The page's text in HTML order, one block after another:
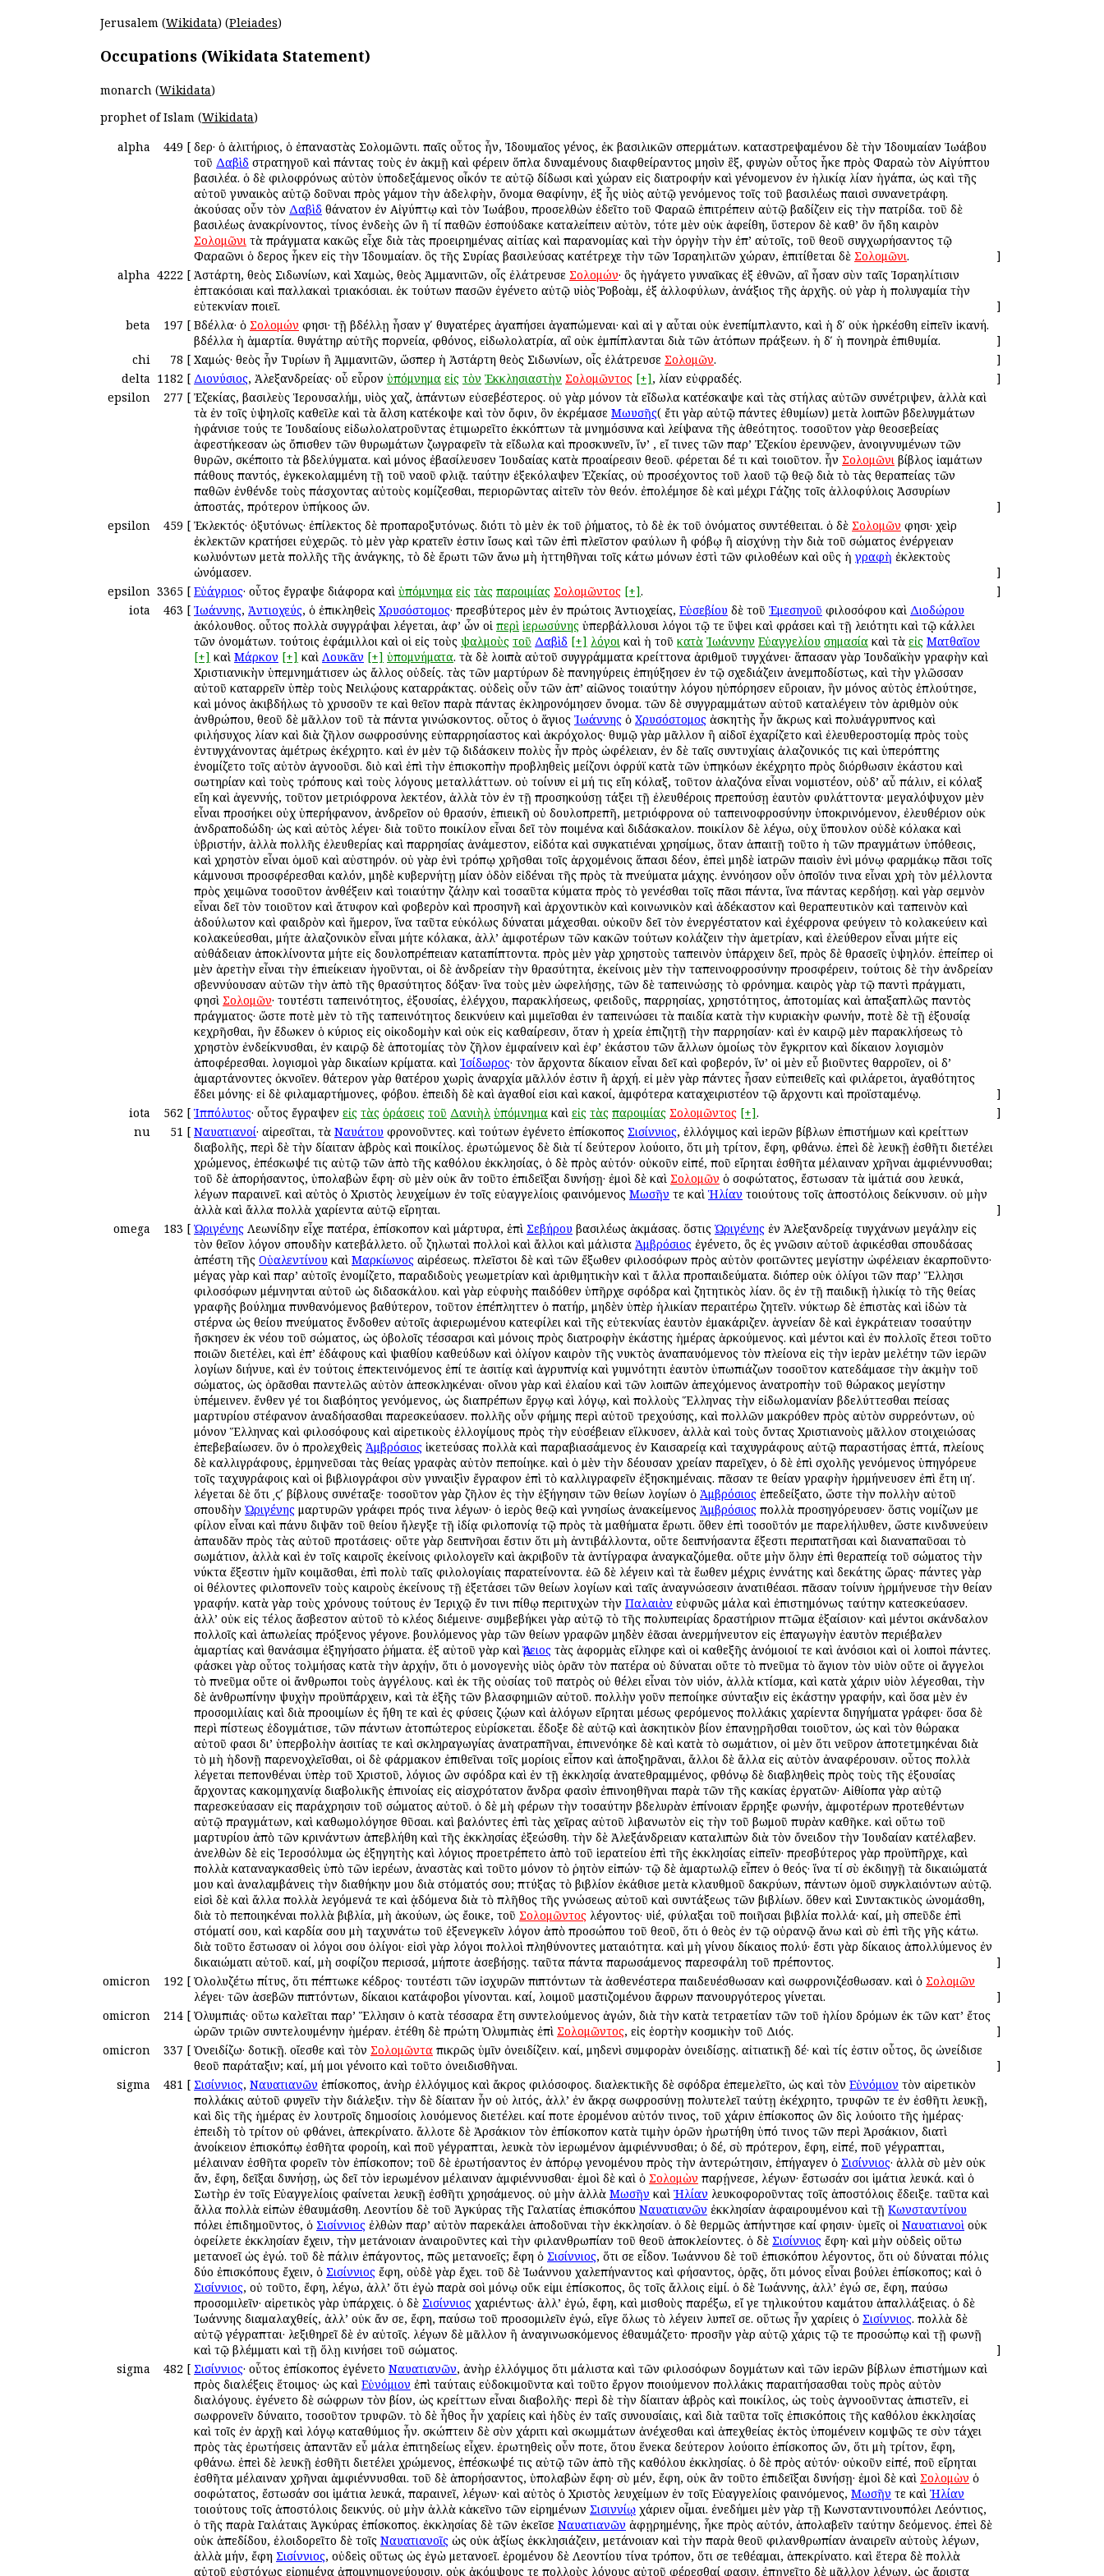
Jerusalem (Wikidata) (Pleiades)
Occupations (Wikidata Statement)
monarch (Wikidata)
prophet of Islam (Wikidata)
alpha
449 [ Ἄδερ· ὁ ἀλιτήριος, ὁ ἐπαναστὰς Σολομῶντι. παῖς οὗτος ἦν, Ἰδουμαῖος γένος, ἐκ βασιλικῶν σπερμάτων. καταστρεψαμένου δὲ τὴν Ἰδουμαίαν Ἰωάβου
τοῦ Δαβὶδ στρατηγοῦ καὶ πάντας τοὺς ἐν ἀκμῇ καὶ φέρειν ὅπλα δυναμένους διαφθείραντος μησὶν ἓξ, φυγὼν οὗτος ἧκε πρὸς Φαραὼ τὸν Αἰγύπτου
βασιλέα. ὁ δὲ φιλοφρόνως αὐτὸν ὑποδεξάμενος οἶκόν τε αὐτῷ δίδωσι καὶ χώραν εἰς διατροφήν καὶ γένομενον ἐν ἡλικίᾳ λίαν ἠγάπα, ὡς καὶ τῆς
αὐτοῦ γυναικὸς αὐτῷ δοῦναι πρὸς γάμον τὴν ἀδελφὴν, ὄνομα Θαφίνην, ἐξ ἧς υἱὸς αὐτῷ γενόμενος τοῖς τοῦ βασιλέως παισὶ συνανετράφη.
ἀκούσας οὖν τὸν Δαβὶδ θάνατον ἐν Αἰγύπτῳ καὶ τὸν Ἰωάβου, προσελθὼν ἐδεῖτο τοῦ Φαραῶ ἐπιτρέπειν αὐτῷ βαδίζειν εἰς τὴν πατρίδα. τοῦ δὲ
βασιλέως ἀνακρίνοντος, τίνος ἐνδεὴς ὢν ἢ τί παθῶν ἐσπούδακε καταλείπειν αὐτὸν, τότε μὲν οὐκ ἀφείθη, ὕστερον δὲ καθ’ ὃν ἤδη καιρὸν
Σολομῶνι τὰ πράγματα κακῶς εἶχε διὰ τὰς προειρημένας αἰτίας καὶ παρανομίας καὶ τὴν ὀργὴν τὴν ἐπ’ αὐτοῖς, τοῦ θεοῦ συγχωρήσαντος τῷ
Φαραῶνι ὁ Ἄδερος ἧκεν εἰς τὴν Ἰδουμαίαν. ὃς τῆς Συρίας βασιλεύσας κατέτρεχε τὴν τῶν Ἰσραηλιτῶν χώραν, ἐπιτίθεται δὲ Σολομῶνι.
]
alpha 4222 [ Ἀστάρτη, θεὸς Σιδωνίων, καὶ Χαμὼς, θεὸς Ἀμμανιτῶν, οἷς ἐλάτρευσε Σολομών· ὃς ἠγάγετο γυναῖκας ἐξ ἐθνῶν, αἳ ἦσαν σὺν ταῖς Ἰσραηλίτισιν
ἑπτακόσιαι καὶ παλλακαὶ τριακόσιαι. ἐκ τούτων πασῶν ἐγένετο αὐτῷ υἱὸς Ῥοβοὰμ, ἐξ ἀλλοφύλων, ἀνάξιος τῆς ἀρχῆς. οὐ γὰρ ἡ πολυγαμία τὴν
εὐτεκνίαν ποιεῖ.
]
beta
197 [ Βδέλλα· ὁ Σολομών φησι· τῇ βδέλλῃ ἦσαν γʹ θυγατέρες ἀγαπήσει ἀγαπώμεναι· καὶ αἱ γ αὗται οὐκ ἐνεπίμπλαντο, καὶ ἡ δʹ οὐκ ἠρκέσθη εἰπεῖν ἱκανή.
βδέλλα ἡ ἁμαρτία. θυγάτηρ αὐτῆς πορνεία, φθόνος, εἰδωλολατρία, αἳ οὐκ ἐμπίπλανται διὰ τῶν ἀτόπων πράξεων. ἡ δʹ ἡ πονηρὰ ἐπιθυμία.
]
chi
78 [ Χαμώς· θεὸς ἦν Τυρίων ἢ Ἀμμανιτῶν, ὥσπερ ἡ Ἀστάρτη θεὸς Σιδωνίων, οἷς ἐλάτρευσε Σολομῶν.
]
delta 1182 [ Διονύσιος, Ἀλεξανδρείας· οὗ εὗρον ὑπόμνημα εἰς τὸν Ἐκκλησιαστὴν Σολομῶντος [+], λίαν εὐφραδές.
]
epsilon
277 [ Ἐζεκίας, βασιλεὺς Ἱερουσαλήμ, υἱὸς Ἄχαζ, ἁπάντων εὐσεβέστερος. οὐ γὰρ μόνον τὰ εἴδωλα κατέσκαψε καὶ τὰς στήλας αὐτῶν συνέτριψεν, ἀλλὰ καὶ
τὰ ἐν τοῖς ὑψηλοῖς καθεῖλε καὶ τὰ ἄλση κατέκοψε καὶ τὸν ὄφιν, ὃν ἐκρέμασε Μωυσῆς( ἔτι γὰρ αὐτῷ πάντες ἐθυμίων) μετὰ λοιπῶν βδελυγμάτων
ἠφάνισε τούς τε Ἰουδαίους εἰδωλολατροῦντας ἐτιμωρεῖτο ἐκκόπτων τὰ μνημόσυνα καὶ λείψανα τῆς ἀθεότητος. τοσοῦτον γὰρ θεοσεβείας
ἀφεστήκεσαν ὡς ὄπισθεν τῶν θυρωμάτων ζωγραφεῖν τὰ εἴδωλα καὶ προσκυνεῖν, ἵν’ , εἴ τινες τῶν παρ’ Ἐζεκίου ἐρευνῷεν, ἀνοιγνυμένων τῶν
θυρῶν, σκέποιτο τὰ βδελύγματα. καὶ μόνος ἐβασίλευσεν Ἰουδαίας κατὰ προαίρεσιν θεοῦ. φέρεται δέ τι καὶ τοιοῦτον. ἦν Σολομῶνι βίβλος ἰαμάτων
πάθους παντός, ἐγκεκολαμμένη τῇ τοῦ ναοῦ φλιᾷ. ταύτην ἐξεκόλαψεν Ἐζεκίας, οὐ προσέχοντος τοῦ λαοῦ τῷ θεῷ διὰ τὸ τὰς θεραπείας τῶν
παθῶν ἐνθένδε τοὺς πάσχοντας αὐτοὺς κομίζεσθαι, περιορῶντας αἰτεῖν τὸν θεόν. ἐπολέμησε δὲ καὶ μέχρι Γάζης τοῖς ἀλλοφύλοις Ἀσσυρίων
ἀποστάς, πρότερον ὑπήκοος ὤν.
]
epsilon
459 [ Ἐκλεκτός· ὀξυτόνως· ἐπίλεκτος δὲ προπαροξυτόνως. διότι τὸ μὲν ἐκ τοῦ ῥήματος, τὸ δὲ ἐκ τοῦ ὀνόματος συντέθειται. ὁ δὲ Σολομῶν φησι· χεὶρ
ἐκλεκτῶν κρατήσει εὐχερῶς. τὸ μὲν γὰρ κρατεῖν ἐστιν ἴσως καὶ τῶν ἐπὶ πλεῖστον φαύλων ἢ φόβῳ ἢ αἰσχύνῃ τὴν διὰ τοῦ σώματος ἐνέργειαν
κωλυόντων μετὰ πολλῆς τῆς ἀνάγκης, τὸ δὲ ἔρωτι τῶν ἄνω μὴ ἡττηθῆναι τοῖς κάτω μόνων ἐστὶ τῶν φιλοθέων καὶ οὓς ἡγραφὴ ἐκλεκτοὺς
ὠνόμασεν.
]
epsilon 3365 [ Εὐάγριος· οὗτος ἔγραψε διάφορα καὶ ὑπόμνημα εἰς τὰς παροιμίας Σολομῶντος [+].
]
iota
463 [ Ἰωάννης, Ἀντιοχεύς, ὁ ἐπικληθεὶς Χρυσόστομος· πρεσβύτερος μὲν ἐν πρώτοις Ἀντιοχείας, Εὐσεβίου δὲ τοῦ Ἐμεσηνοῦ φιλοσόφου καὶ Διοδώρου
ἀκόλουθος. οὗτος πολλὰ συγγράψαι λέγεται, ἀφ’ ὧν οἱ περὶ ἱερωσύνης ὑπερβάλλουσι λόγοι τῷ τε ὕψει καὶ φράσει καὶ τῇ λειότητι καὶ τῷ κάλλει
τῶν ὀνομάτων. τούτοις ἐφάμιλλοι καὶ οἱ εἰς τοὺς ψαλμοὺς τοῦ Δαβὶδ [+] λόγοι καὶ ἡ τοῦ κατὰ Ἰωάννην Εὐαγγελίου σημασία καὶ τὰ εἰς Ματθαῖον
[+] καὶ Μάρκον [+] καὶ Λουκᾶν [+] ὑπομνήματα. τὰ δὲ λοιπὰ αὐτοῦ συγγράμματα κρείττονα ἀριθμοῦ τυγχάνει· ἅπασαν γὰρ Ἰουδαϊκὴν γραφὴν καὶ
Χριστιανικὴν ὑπεμνημάτισεν ὡς ἄλλος οὐδείς. τὰς τῶν μαρτύρων δὲ πανηγύρεις ἐπηύξησεν ἐν τῷ σχεδιάζειν ἀνεμποδίστως, καὶ τὴν γλῶσσαν
αὐτοῦ καταρρεῖν ὑπὲρ τοὺς Νειλῴους καταρράκτας. οὐδεὶς οὖν τῶν ἀπ’ αἰῶνος τοιαύτην λόγου ηὐπόρησεν εὔροιαν, ἣν μόνος αὐτὸς ἐπλούτησε,
καὶ μόνος ἀκιβδήλως τὸ χρυσοῦν τε καὶ θεῖον παρὰ πάντας ἐκληρονόμησεν ὄνομα. τῶν δὲ συγγραμμάτων αὐτοῦ καταλέγειν τὸν ἀριθμὸν οὐκ
ἀνθρώπου, θεοῦ δὲ μᾶλλον τοῦ τὰ πάντα γινώσκοντος. οὗτος ὁ ἅγιος Ἰωάννης ὁ Χρυσόστομος ἀσκητὴς ἦν ἄκρως καὶ πολυάγρυπνος καὶ
φιλήσυχος λίαν καὶ διὰ ζῆλον σωφροσύνης εὐπαρρησίαστος καὶ ἀκρόχολος· θυμῷ γὰρ μᾶλλον ἢ αἰδοῖ ἐχαρίζετο καὶ ἐλευθεροστομίᾳ πρὸς τοὺς
ἐντυγχάνοντας ἀμέτρως ἐκέχρητο. καὶ ἐν μὲν τῷ διδάσκειν πολὺς ἦν πρὸς ὠφέλειαν, ἐν δὲ ταῖς συντυχίαις ἀλαζονικός τις καὶ ὑπερόπτης
ἐνομίζετο τοῖς αὐτὸν ἀγνοοῦσι. διὸ καὶ ἐπὶ τὴν ἐπισκοπὴν προβληθεὶς μείζονι ὀφρύϊ κατὰ τῶν ὑπηκόων ἐκέχρητο πρὸς διόρθωσιν ἑκάστου καὶ
σωτηρίαν καὶ τοὺς τρόπους καὶ τοὺς λόγους μεταλλάττων. οὐ τοίνυν εἰ μή τις εἴη κόλαξ, τοῦτον ἀλαζόνα εἶναι νομιστέον, οὐδ’ αὖ πάλιν, εἰ κόλαξ
εἴη καὶ ἀγεννής, τοῦτον μετριόφρονα λεκτέον, ἀλλὰ τὸν ἐν τῇ προσηκούσῃ τάξει τῇ ἐλευθέροις πρεπούσῃ ἑαυτὸν φυλάττοντα· μεγαλόψυχον μὲν
εἶναι προσήκει οὐχ ὑπερήφανον, ἀνδρεῖον οὐ θρασύν, ἐπιεικῆ οὐ δουλοπρεπῆ, μετριόφρονα οὐ ταπεινοφροσύνην ὑποκρινόμενον, ἐλευθέριον οὐκ
ἀνδραποδώδη· ὡς καὶ αὐτὸς λέγει· διὰ τοῦτο ποικίλον εἶναι δεῖ τὸν ποιμένα καὶ διδάσκαλον. ποικίλον δὲ λέγω, οὐχ ὕπουλον οὐδὲ κόλακα καὶ
ὑβριστήν, ἀλλὰ πολλῆς ἐλευθερίας καὶ παρρησίας ἀνάμεστον, εἰδότα καὶ συγκατιέναι χρησίμως, ὅταν ἀπαιτῇ τοῦτο ἡ τῶν πραγμάτων ὑπόθεσις,
καὶ χρηστὸν εἶναι ὁμοῦ καὶ αὐστηρόν. οὐ γὰρ ἑνὶ τρόπῳ χρῆσθαι τοῖς ἀρχομένοις ἅπασι δέον, ἐπεὶ μηδὲ ἰατρῶν παισὶν ἑνὶ μόνῳ φαρμάκῳ πᾶσι τοῖς
κάμνουσι προσφέρεσθαι καλόν, μηδὲ κυβερνήτῃ μίαν ὁδὸν εἰδέναι τῆς πρὸς τὰ πνεύματα μάχης. ἐννόησον οὖν ὁποῖόν τινα εἶναι χρὴ τὸν μέλλοντα
πρὸς χειμῶνα τοσοῦτον ἀνθέξειν καὶ τοιαύτην ζάλην καὶ τοσαῦτα κύματα πρὸς τὸ γενέσθαι τοῖς πᾶσι πάντα, ἵνα πάντας κερδήσῃ. καὶ γὰρ σεμνὸν
εἶναι δεῖ τὸν τοιοῦτον καὶ ἄτυφον καὶ φοβερὸν καὶ προσηνῆ καὶ ἀρχοντικὸν καὶ κοινωνικὸν καὶ ἀδέκαστον καὶ θεραπευτικὸν καὶ ταπεινὸν καὶ
ἀδούλωτον καὶ φαιδρὸν καὶ ἥμερον, ἵνα ταῦτα εὐκόλως δύναται μάχεσθαι. οὐκοῦν δεῖ τὸν ἐνεργέστατον καὶ ἐχέφρονα φεύγειν τὸ κολακεύειν καὶ
κολακεύεσθαι, μήτε ἀλαζονικὸν εἶναι μήτε κόλακα, ἀλλ’ ἀμφοτέρων τῶν κακῶν τούτων κολάζειν τὴν ἀμετρίαν, καὶ ἐλεύθερον εἶναι μήτε εἰς
αὐθάδειαν ἀποκλίνοντα μήτε εἰς δουλοπρέπειαν καταπίπτοντα. πρὸς μὲν γὰρ χρηστοὺς ταπεινὸν ὑπάρχειν δεῖ, πρὸς δὲ θρασεῖς ὑψηλόν. ἐπείπερ οἱ
μὲν ἀρετὴν εἶναι τὴν ἐπιείκειαν ἡγοῦνται, οἱ δὲ ἀνδρείαν τὴν θρασύτητα, ἐκείνοις μὲν τὴν ταπεινοφροσύνην προσφέρειν, τούτοις δὲ τὴν ἀνδρείαν
σβεννύουσαν αὐτῶν τὴν ἀπὸ τῆς θρασύτητος δόξαν· ἵνα τοὺς μὲν ὠφελήσῃς, τῶν δὲ ταπεινώσῃς τὸ φρόνημα. καιρὸς γὰρ τῷ παντὶ πράγματι,
φησὶ Σολομῶν· τουτέστι ταπεινότητος, ἐξουσίας, ἐλέγχου, παρακλήσεως, φειδοῦς, παρρησίας, χρηστότητος, ἀποτομίας καὶ ἁπαξαπλῶς παντὸς
πράγματος· ὥστε ποτὲ μὲν τὸ τῆς ταπεινότητος δεικνύειν καὶ μιμεῖσθαι ἐν ταπεινώσει τὰ παιδία κατὰ τὴν κυριακὴν φωνήν, ποτὲ δὲ τῇ ἐξουσίᾳ
κεχρῆσθαι, ἣν ἔδωκεν ὁ κύριος εἰς οἰκοδομὴν καὶ οὐκ εἰς καθαίρεσιν, ὅταν ἡ χρεία ἐπιζητῇ τὴν παρρησίαν· καὶ ἐν καιρῷ μὲν παρακλήσεως τὸ
χρηστὸν ἐνδείκνυσθαι, ἐν καιρῷ δὲ ἀποτομίας τὸν ζῆλον ἐμφαίνειν καὶ ἐφ’ ἑκάστου τῶν ἄλλων ὁμοίως τὸν ἔγκριτον καὶ δίκαιον λογισμὸν
ἀποφέρεσθαι. λογισμοὶ γὰρ δικαίων κρίματα. καὶ Ἰσίδωρος· τὸν ἄρχοντα δίκαιον εἶναι δεῖ καὶ φοβερόν, ἵν’ οἱ μὲν εὖ βιοῦντες θαρροῖεν, οἱ δ’
ἁμαρτάνοντες ὀκνοῖεν. θάτερον γὰρ θατέρου χωρὶς ἀναρχία μᾶλλόν ἐστιν ἢ ἀρχή. εἰ μὲν γὰρ πάντες ἦσαν εὐπειθεῖς καὶ φιλάρετοι, ἀγαθότητος
ἔδει μόνης· εἰ δὲ φιλαμαρτήμονες, φόβου. ἐπειδὴ δὲ καὶ ἀγαθοί εἰσι καὶ κακοί, ἀμφότερα καταχειριστέον τῷ ἄρχοντι καὶ προϊσταμένῳ.
]
iota
562 [ Ἱππόλυτος· οὗτος ἔγραψεν εἰς τὰς ὁράσεις τοῦ Δανιὴλ ὑπόμνημα καὶ εἰς τὰς παροιμίας Σολομῶντος [+].
]
nu
51 [ Ναυατιανοί· αἱρεσῖται, τὰ Ναυάτου φρονοῦντες. καὶ τούτων ἐγένετο ἐπίσκοπος Σισίννιος, ἐλλόγιμος καὶ ἱερῶν βίβλων ἐπιστήμων καὶ κρείττων
διαβολῆς, περὶ δὲ τὴν δίαιταν ἁβρὸς καὶ ποικίλος. ἐρωτώμενος δὲ διὰ τί δεύτερον λούοιτο, ὅτι μὴ τρίτον, ἔφη, φθάνω. ἐπεὶ δὲ λευκῇ ἐσθῆτι διετέλει
χρώμενος, ἐπέσκωψέ τις αὐτῷ τῶν ἀπὸ τῆς καθόλου ἐκκλησίας, ὁ δὲ πρὸς αὐτόν· οὐκοῦν εἰπέ, ποῦ εἴρηται ἐσθῆτα μέλαιναν χρῆναι ἀμφιέννυσθαι;
τοῦ δὲ ἀπορήσαντος, ὑπολαβὼν ἔφη· σὺ μὲν οὐκ ἂν τοῦτο ἐπιδεῖξαι δυνήσῃ· ἐμοὶ δὲ καὶ Σολομῶν ὁ σοφώτατος, ἔστωσαν τὰ ἱμάτιά σου λευκά,
λέγων παραινεῖ. καὶ αὐτὸς ὁ Χριστὸς λευχείμων ἐν τοῖς εὐαγγελίοις φαινόμενος Μωσῆν τε καὶ Ἡλίαν τοιούτους τοῖς ἀποστόλοις δείκνυσιν. οὐ μὴν
ἀλλὰ καὶ ἄλλα πολλὰ χαρίεντα αὐτῷ εἴρηται.
]
omega
183 [ Ὠριγένης Λεωνίδην εἶχε πατέρα, ἐπίσκοπον καὶ μάρτυρα, ἐπὶ Σεβήρου βασιλέως ἀκμάσας. ὅστις Ὠριγένης ἐν Ἀλεξανδρείᾳ τυγχάνων μεγάλην εἰς
τὸν θεῖον λόγον σπουδὴν κατεβάλλετο. οὗ ζηλωταὶ πολλοὶ καὶ ἄλλοι καὶ μάλιστα Ἀμβρόσιος ἐγένετο, ὃς ἐς γνῶσιν αὐτοῦ ἀφικέσθαι σπουδάσας
ἀπέστη τῆς Οὐαλεντίνου καὶ Μαρκίωνος αἱρέσεως. πλεῖστοι δὲ καὶ τῶν ἔξωθεν φιλοσόφων πρὸς αὐτὸν φοιτῶντες μεγίστην ὠφέλειαν ἐκαρποῦντο·
μέγας γὰρ καὶ παρ’ αὐτοῖς ἐνομίζετο, παραδιδοὺς γεωμετρίαν καὶ ἀριθμητικὴν καὶ τ ἄλλα προπαιδεύματα. διόπερ οὐκ ὀλίγοι τῶν παρ’ Ἕλλησι
φιλοσόφων μέμνηνται αὐτοῦ ὡς διδασκάλου. καὶ γὰρ εὐφυὴς παιδόθεν ὑπῆρχε σφόδρα καὶ ζητητικὸς λίαν. ὃς ἐν τῇ παιδικῇ ἡλικίᾳ τὸ τῆς θείας
γραφῆς βούλημα πυνθανόμενος βαθύτερον, τοῦτον ἐπέπληττεν ὁ πατήρ, μηδὲν ὑπὲρ ἡλικίαν περαιτέρω ζητεῖν. νύκτωρ δὲ ἐπιστὰς καὶ ἰδὼν τὰ
στέρνα ὡς θείου πνεύματος ἔνδοθεν αὐτοῖς ἀφιερωμένου κατεφίλει καὶ τῆς εὐτεκνίας ἑαυτὸν ἐμακάριζεν. ἁγνείαν δὲ καὶ ἐγκράτειαν τοσαύτην
ἤσκησεν ἐκ νέου τοῦ σώματος, ὡς ὀβολοῖς τέσσαρσι καὶ μόνοις πρὸς διατροφὴν ἑκάστης ἡμέρας ἀρκούμενος. καὶ μέντοι καὶ ἐν πολλοῖς ἔτεσι τοῦτο
ποιῶν διετέλει, καὶ ἐπ’ ἐδάφους καὶ ψιαθίου καθεύδων καὶ ὀλίγον καιρὸν τῆς νυκτὸς ἀναπαυόμενος τὸν πλείονα εἰς τὴν ἱερὰν μελέτην τῶν ἱερῶν
λογίων διήνυε, καὶ ἐν τούτοις ἐπεκτεινόμενος ἐπί τε ἀσιτίᾳ καὶ ἀγρυπνίᾳ καὶ γυμνότητι ἑαυτὸν ὑπωπιάζων τοσοῦτον κατεδάμασε τὴν ἀκμὴν τοῦ
σώματος, ὡς ὁρᾶσθαι παντελῶς αὐτὸν ἀπεσκληκέναι· οἴνου γὰρ καὶ ἐλαίου καὶ τῶν λοιπῶν ἀπεχόμενος ἀνατροπὴν τοῦ θώρακος μεγίστην
ὑπέμεινεν. ἔνθεν γέ τοι διαβόητος γενόμενος, ὡς διαπρέπων ἔργῳ καὶ λόγῳ, καὶ πολλοὺς Ἕλληνας τὴν εἰδωλομανίαν βδελύττεσθαι πείσας
μαρτυρίου στέφανον ἀναδήσασθαι παρεσκεύασεν. πολλῆς οὖν φήμης περὶ αὐτοῦ τρεχούσης, καὶ πολλῶν μακρόθεν πρὸς αὐτὸν συρρεόντων, οὐ
μόνον Ἕλληνας καὶ φιλοσόφους καὶ αἱρετικοὺς ἐλλογίμους πρὸς τὴν εὐσέβειαν εἵλκυσεν, ἀλλὰ καὶ τοὺς ὄντας Χριστιανοὺς μᾶλλον στοιχειώσας
ἐπεβεβαίωσεν. ὃν ὁ προλεχθεὶς Ἀμβρόσιος ἱκετεύσας πολλὰ καὶ παραβιασάμενος ἐν Καισαρείᾳ καὶ ταχυγράφους αὐτῷ παραστήσας ἑπτά, πλείους
δὲ καλλιγράφους, ἑρμηνεῦσαι τὰς θείας γραφὰς αὐτὸν πεποίηκε. καὶ ὁ μὲν τὴν δέουσαν χρείαν παρεῖχεν, ὁ δὲ ἐπὶ σχολῆς γενόμενος ὑπηγόρευε
τοῖς ταχυγράφοις καὶ οἱ βιβλιογράφοι σὺν γυναιξὶν ἔγραφον ἐπὶ τὸ καλλιγραφεῖν ἐξησκημέναις. πᾶσαν τε θείαν γραφὴν ἡρμήνευσεν ἐπὶ ἔτη ιηʹ.
λέγεται δὲ ὅτι ͵ϛʹ βίβλους συνέταξε· τοσοῦτον γὰρ ζῆλον ἐς τὴν ἐξήγησιν τῶν θείων λογίων ὁ Ἀμβρόσιος ἐπεδείξατο, ὥστε τὴν πολλὴν αὐτοῦ
σπουδὴν Ὠριγένης μαρτυρῶν γράφει πρός τινα λέγων· ὁ ἱερὸς θεῷ καὶ γνησίως ἀνακείμενος Ἀμβρόσιος πολλὰ προσηγόρευσεν· ὅστις νομίζων με
φίλον εἶναι καὶ πάνυ διψᾶν τοῦ θείου ἤλεγξε τῇ ἰδίᾳ φιλοπονίᾳ τῷ πρὸς τὰ μαθήματα ἔρωτι. ὅθεν ἐπὶ τοσοῦτόν με παρελήλυθεν, ὥστε κινδυνεύειν
ἀπαυδᾶν πρὸς τὰς αὐτοῦ προτάσεις· οὔτε γὰρ δειπνῆσαι ἔστιν ὅτι μὴ ἀντιβάλλοντα, οὔτε δειπνήσαντα ἔξεστι περιπατῆσαι καὶ διαναπαῦσαι τὸ
σωμάτιον, ἀλλὰ καὶ ἐν τοῖς καιροῖς ἐκείνοις φιλολογεῖν καὶ ἀκριβοῦν τὰ ἀντίγραφα ἀναγκαζόμεθα. οὔτε μὴν ὅλην ἐπὶ θεραπείᾳ τοῦ σώματος τὴν
νύκτα ἔξεστιν ἡμῖν κοιμᾶσθαι, ἐπὶ πολὺ ταῖς φιλολογίαις παρατείνοντα. ἐῶ δὲ λέγειν καὶ τὰ ἕωθεν μέχρις ἐννάτης καὶ δεκάτης ὥρας· πάντες γὰρ
οἱ θέλοντες φιλοπονεῖν τοὺς καιροὺς ἐκείνους τῇ ἐξετάσει τῶν θείων λογίων καὶ ταῖς ἀναγνώσεσιν ἀνατιθέασι. πᾶσαν τοίνυν ἡρμήνευσε τὴν θείαν
γραφήν. κατὰ γὰρ τοὺς χρόνους τούτους ἐν Ἱεριχῷ ἔν τινι πίθῳ περιτυχὼν τὴν Παλαιὰν εὐφυῶς μάλα καὶ ἐπιστημόνως ταύτην κατεσκεύασεν.
ἀλλ’ οὐκ εἰς τέλος ἄσβεστον αὐτοῦ τὸ κλέος διέμεινε· συμβεβήκει γὰρ αὐτῷ τὸ τῆς πολυπειρίας δραστήριον πτῶμα ἐξαίσιον· καὶ μέντοι σκάνδαλον
πολλοῖς καὶ ἀπωλείας πρόξενος γέγονε. βουλόμενος γὰρ τῶν θείων γραφῶν μηδὲν ἐᾶσαι ἀνερμήνευτον εἰς ἐπαγωγὴν ἑαυτὸν περιέβαλεν
ἁμαρτίας καὶ θανάσιμα ἐξηγήσατο ῥήματα. ἐξ αὐτοῦ γὰρ καὶἌρειος τὰς ἀφορμὰς εἴληφε καὶ οἱ καθεξῆς ἀνόμοιοί τε καὶ ἀνόσιοι καὶ οἱ λοιποὶ πάντες.
φάσκει γὰρ οὗτος τολμήσας κατὰ τὴν ἀρχήν, ὅτι ὁ μονογενὴς υἱὸς ὁρᾶν τὸν πατέρα οὐ δύναται οὔτε τὸ πνεῦμα τὸ ἅγιον τὸν υἱὸν οὔτε οἱ ἄγγελοι
τὸ πνεῦμα οὔτε οἱ ἄνθρωποι τοὺς ἀγγέλους. καὶ ἐκ τῆς οὐσίας τοῦ πατρὸς οὐ θέλει εἶναι τὸν υἱόν, ἀλλὰ κτίσμα, καὶ κατὰ χάριν υἱὸν λέγεσθαι, τὴν
δὲ ἀνθρωπίνην ψυχὴν προϋπάρχειν, καὶ τὰ ἑξῆς τῶν βλασφημιῶν αὐτοῦ. πολλὴν γοῦν πεποίηκε σύνταξιν εἰς ἑκάστην γραφήν, καὶ ὅσα μὲν ἐν
προσομιλίαις καὶ διὰ προοιμίων ἐς ἤθη τε καὶ ἐς φύσεις ζῴων καὶ ἀλόγων εἴρηται μέσως φερόμενος πολλάκις χαρίεντα διηγήματα γράφει· ὅσα δὲ
περὶ πίστεως ἐδογμάτισε, τῶν πάντων ἀτοπώτερος εὑρίσκεται. ἔδοξε δὲ αὐτῷ καὶ ἀσκητικὸν βίον ἐπανῃρῆσθαι τοιοῦτον, ὡς καὶ τὸν θώρακα
αὐτοῦ φασι δι’ ὑπερβολὴν ἀσιτίας τε καὶ σκληραγωγίας ἀνατραπῆναι, ἐπινενόηκε δὲ καὶ κατὰ τὸ σωμάτιον, οἱ μὲν ὅτι νεῦρον ἀποτετμηκέναι διὰ
τὸ μὴ ἡδονῇ παρενοχλεῖσθαι, οἱ δὲ φάρμακον ἐπιθεῖναι τοῖς μορίοις εἶπον καὶ ἀποξηρᾶναι, ἄλλοι δὲ ἄλλα εἰς αὐτὸν ἀναφέρουσιν. οὗτος πολλὰ
λέγεται πεπονθέναι ὑπὲρ τοῦ Χριστοῦ, λόγιος ὢν σφόδρα καὶ ἐν τῇ ἐκκλησίᾳ ἀνατεθραμμένος, φθόνῳ δὲ διαβληθεὶς πρὸς τοὺς τῆς ἐξουσίας
ἄρχοντας κακομηχανίᾳ διαβολικῆς ἐπινοίας εἰς αἰσχρότατον ἄνδρα φασὶν ἐπινοηθῆναι παρὰ τῶν τῆς κακίας ἐργατῶν· Αἰθίοπα γὰρ αὐτῷ
παρεσκεύασαν εἰς παράχρησιν τοῦ σώματος αὐτοῦ. ὁ δὲ μὴ φέρων τὴν τοσαύτην βδελυρὰν ἐπίνοιαν ἔρρηξε φωνήν, ἀμφοτέρων προτεθέντων
αὐτῷ πραγμάτων, καὶ καθωμολόγησε θῦσαι. καὶ βαλόντες ἐπὶ τὰς χεῖρας αὐτοῦ λιβανωτὸν εἰς τὴν τοῦ βωμοῦ πυρὰν καθῆκε. καὶ οὕτω τοῦ
μαρτυρίου ἀπὸ τῶν κρινάντων ἀπεβλήθη καὶ τῆς ἐκκλησίας ἐξεώσθη. τὴν δὲ Ἀλεξάνδρειαν καταλιπὼν διὰ τὸν ὄνειδον τὴν Ἰουδαίαν κατέλαβεν.
ἀνελθὼν δὲ εἰς Ἱεροσόλυμα ὡς ἐξηγητὴς καὶ λόγιος προετρέπετο ἀπὸ τοῦ ἱερατείου ἐπὶ τῆς ἐκκλησίας εἰπεῖν· πρεσβύτερος γὰρ προϋπῆρχε, καὶ
πολλὰ καταναγκασθεὶς ὑπὸ τῶν ἱερέων, ἀναστὰς καὶ τοῦτο μόνον τὸ ῥητὸν εἰπών· τῷ δὲ ἁμαρτωλῷ εἶπεν ὁ θεός· ἵνα τί σὺ ἐκδιηγῇ τὰ δικαιώματά
μου καὶ ἀναλαμβάνεις τὴν διαθήκην μου διὰ στόματός σου; πτύξας τὸ βιβλίον ἐκάθισε μετὰ κλαυθμοῦ δακρύων, πάντων ὁμοῦ συγκλαιόντων αὐτῷ.
εἰσὶ δὲ καὶ ἄλλα πολλὰ λεγόμενά τε καὶ ᾀδόμενα διὰ τὸ πλῆθος τῆς γνώσεως αὐτοῦ καὶ συντάξεως τῶν βιβλίων. ὅθεν καὶ Συντακτικὸς ὠνομάσθη,
διὰ τὸ πεποιηκέναι πολλὰ βιβλία, μὴ ἀκούων, ὡς ἔοικε, τοῦ Σολομῶντος λέγοντος· υἱέ, φύλαξαι τοῦ ποιῆσαι βιβλία πολλά· καί, μὴ σπεῦδε ἐπὶ
στόματί σου, καὶ καρδία σου μὴ ταχυνάτω τοῦ ἐξενεγκεῖν λόγον ἀπὸ προσώπου τοῦ θεοῦ, ὅτι ὁ θεὸς ἐν τῷ οὐρανῷ ἄνω καὶ σὺ ἐπὶ τῆς γῆς κάτω.
διὰ τοῦτο ἔστωσαν οἱ λόγοι σου ὀλίγοι· εἰσὶ γὰρ λόγοι πολλοὶ πληθύνοντες ματαιότητα. καὶ μὴ γίνου δίκαιος πολύ· ἔστι γὰρ δίκαιος ἀπολλύμενος ἐν
δικαιώματι αὐτοῦ. καί, μὴ σοφίζου περισσά, μήποτε ἀσεβήσῃς. ταῦτα πάντα παρωσάμενος παρεσφάλη τοῦ πρέποντος.
]
omicron
192 [ Ὀλολυζέτω πίτυς, ὅτι πέπτωκε κέδρος· τουτέστι τῶν ἰσχυρῶν πιπτόντων τὰ ἀσθενέστερα παιδευέσθωσαν καὶ σωφρονιζέσθωσαν. καὶ ὁ Σολομῶν
λέγει· τῶν ἀσεβῶν πιπτόντων, δίκαιοι κατάφοβοι γίνονται. καί, λοιμοῦ μαστιζομένου ἄφρων πανουργότερος γίνεται.
]
omicron
214 [ Ὀλυμπιάς· οὕτω καλεῖται παρ’ Ἕλλησιν ὁ κατὰ τέσσαρα ἔτη συντελούμενος ἀγών, διὰ τὴν κατὰ τετραετίαν τῶν τοῦ ἡλίου δρόμων ἐκ τῶν κατ’ ἔτος
ὡρῶν τριῶν συντελουμένην ἡμέραν. ἐτέθη δὲ πρώτη Ὀλυμπιὰς ἐπὶ Σολομῶντος, εἰς ἑορτὴν κοσμικὴν τοῦ Διός.
]
omicron
337 [ Ὀνειδίζω· δοτικῇ. οἴεσθε καὶ τὸν Σολομῶντα πικρῶς ὑμῖν ὀνειδίζειν. καί, μηδενὶ συμφορὰν ὀνειδίσῃς. αἰτιατικῇ δέ· καὶ τίς ἐστιν οὗτος, ὃς ὠνείδισε
θεοῦ παράταξιν; καί, μή μοι γένοιτο καὶ τοῦτο ὀνειδισθῆναι.
]
sigma
481 [ Σισίννιος, Ναυατιανῶν ἐπίσκοπος, ἀνὴρ ἐλλόγιμος καὶ ἄκρος φιλόσοφος. διαλεκτικῆς δὲ σφόδρα ἐπεμελεῖτο, ὡς καὶ τὸν Εὐνόμιον τὸν αἱρετικὸν
πολλάκις αὐτοῦ φυγεῖν τὴν διάλεξιν. τὴν δὲ δίαιταν ἦν οὐ λιτός, ἀλλ’ ἐν ἄκρᾳ σωφροσύνῃ πολυτελεῖ ταύτῃ ἐκέχρητο, τρυφῶν τε ἐν ἐσθῆτι λευκῇ,
καὶ δὶς τῆς ἡμέρας ἐν λουτροῖς δημοσίοις λουόμενος διετέλει. καί ποτε ἐρομένου αὐτόν τινος, τοῦ χάριν ἐπίσκοπος ὢν δὶς λούοιτο τῆς ἡμέρας·
ἐπειδὴ τὸ τρίτον οὐ φθάνει, ἀπεκρίνατο. ἄλλοτε δὲ Ἀρσάκιον τὸν ἐπίσκοπον κατὰ τιμὴν ὁρῶν ἠρωτήθη ὑπό τινος τῶν περὶ Ἀρσάκιον, διατὶ
ἀνοίκειον ἐπισκόπῳ ἐσθῆτα φοροίη, καὶ ποῦ γέγραπται, λευκὰ τὸν ἱερωμένον ἀμφιέννυσθαι; ὁ δέ, σὺ πρότερον, ἔφη, εἰπέ, ποῦ γέγραπται,
μέλαιναν ἐσθῆτα φορεῖν τὸν ἐπίσκοπον; τοῦ δὲ ἐρωτήσαντος ἐν ἀπόρῳ γενομένου πρὸς τὴν ἀντερώτησιν, ἐπήγαγεν ὁ Σισίννιος· ἀλλὰ σὺ μὲν οὐκ
ἄν, ἔφη, δεῖξαι δυνήσῃ, ὡς δεῖ τὸν ἱερωμένον μέλαιναν ἀμφιέννυσθαι· ἐμοὶ δὲ καὶ ὁ Σολομὼν παρῄνεσε, λέγων· ἔστωσάν σοι ἱμάτια λευκά. καὶ ὁ
Σωτὴρ ἐν τοῖς Εὐαγγελίοις φαίνεται λευκῇ ἐσθῆτι χρησάμενος. οὐ μὴν ἀλλὰ Μωσῆν καὶ Ἠλίαν λευκοφοροῦντας τοῖς ἀποστόλοις ἔδειξε. ταῦτα καὶ
ἄλλα πολλὰ εἰπὼν ἐθαυμάσθη. Λεοντίου δὲ τοῦ Ἀγκύρας τῆς Γαλατίας ἐπισκόπου Ναυατιανῶν ἐκκλησίαν ἀφαιρουμένου καὶ τῇ Κωνσταντίνου
πόλει ἐπιδημοῦντος, ὁ Σισίννιος ἐλθὼν παρ’ αὐτὸν παρεκάλει ἀποδοῦναι τὴν ἐκκλησίαν. ὁ δὲ θερμῶς ἀπήντησε καί φησιν· ὑμεῖς οἱ Ναυατιανοὶ οὐκ
ὀφείλετε ἐκκλησίαν ἔχειν, τὴν μετάνοιαν ἀναιροῦντες καὶ τὴν φιλανθρωπίαν τοῦ θεοῦ ἀποκλείοντες. ὁ δὲ Σισίννιος ἔφη· καὶ μὴν οὐδεὶς οὕτω
μετανοεῖ ὡς ἐγώ. τοῦ δὲ πάλιν ἐπάγοντος, πῶς μετανοεῖς; ἔφη ὁ Σισίννιος, ὅτι σε εἶδον. Ἰωάννου δὲ τοῦ ἐπισκόπου λέγοντος, ὅτι οὐ δύναται πόλις
δύο ἐπισκόπους ἔχειν, ὁ Σισίννιος ἔφη, οὐδὲ γὰρ ἔχει. τοῦ δὲ Ἰωάννου χαλεπήναντος καὶ φήσαντος, ὁρᾷς, ὅτι μόνος εἶναι βούλει ἐπίσκοπος; καὶ ὁ
Σισίννιος, οὐ τοῦτο, ἔφη, λέγω, ἀλλ’ ὅτι ἐγὼ παρὰ σοὶ μόνῳ οὔκ εἰμι ἐπίσκοπος, ὃς τοῖς ἄλλοις εἰμί. ὁ δὲ Ἰωάννης, ἀλλ’ ἐγώ σε, ἔφη, παύσω
προσομιλεῖν· αἱρετικὸς γὰρ ὑπάρχεις. ὁ δὲ Σισίννιος χαριέντως· ἀλλ’ ἐγώ, ἔφη, καὶ μισθοὺς παρέξω, εἴ γε τηλικούτου καμάτου ἀπαλλάξειας. ὁ δὲ
Ἰωάννης διαμαλαχθείς, ἀλλ’ οὐκ ἄν σε, ἔφη, παύσω τοῦ προσομιλεῖν ἐγώ, εἴγε ὅλως τὸ λέγειν λυπεῖ σε. οὕτως ἦν χαρίεις ὁ Σισίννιος. πολλὰ δὲ
αὐτῷ γέγραπται· λεξιθηρεῖ δὲ ἐν αὐτοῖς. λέγων δὲ μᾶλλον ἢ ἀναγινωσκόμενος ἐθαυμάζετο· προσῆν γὰρ αὐτῷ χάρις τῷ τε προσώπῳ καὶ τῇ φωνῇ
καὶ τῷ βλέμματι καὶ τῇ ὅλῃ κινήσει τοῦ σώματος.
]
sigma
482 [ Σισίννιος· οὗτος ἐπίσκοπος ἐγένετο Ναυατιανῶν, ἀνὴρ ἐλλόγιμος ὅτι μάλιστα καὶ τῶν φιλοσόφων δογμάτων καὶ τῶν ἱερῶν βίβλων ἐπιστήμων καὶ
πρὸς διαλέξεις ἕτοιμος· ὡς καὶ Εὐνόμιον ἐπὶ ταύταις εὐδοκιμοῦντα καὶ τοῦτο ἔργον ποιούμενον πολλάκις παραιτήσασθαι τοὺς πρὸς αὐτὸν
διαλόγους. ἐγένετο δὲ σώφρων τὸν βίον, ὡς κρείττων εἶναι διαβολῆς· περὶ δὲ τὴν δίαιταν ἁβρὸς καὶ ποικίλος, ὡς τοὺς ἀγνοοῦντας ἀπιστεῖν, εἰ
σωφρονεῖν δύναιτο, τοσοῦτον τρυφῶν. τὸ δὲ ἦθος ἦν χαρίεις καὶ ἡδὺς ἐν ταῖς συνουσίαις, καὶ διὰ ταῦτα τοῖς ἐπισκόποις τῆς καθόλου ἐκκλησίας
καὶ τοῖς ἐν ἀρχῇ καὶ λόγῳ καταθύμιος ἦν. σκώπτειν δὲ σὺν χάριτι καὶ σκωμμάτων ἀνέχεσθαι καὶ ἀπεχθείας ἐκτὸς ὑπομένειν κομψῶς τε σὺν τάχει
πρὸς τὰς ἐρωτήσεις ἀπαντᾶν εὖ μάλα ἐπιτηδείως εἶχεν. ἐρωτηθεὶς οὖν ποτε, ὅτου ἕνεκα δεύτερον λούοιτο ἐπίσκοπος ὤν, ὅτι μὴ τρίτον, ἔφη,
φθάνω. ἐπεὶ δὲ λευκῇ ἐσθῆτι διετέλει χρώμενος, ἐπέσκωψέ τις αὐτῷ τῶν ἀπὸ τῆς καθόλου ἐκκλησίας. ὁ δὲ πρὸς αὐτόν· οὐκοῦν εἰπέ, ποῦ εἴρηται
ἐσθῆτα μέλαιναν χρῆναι ἀμφιέννυσθαι. τοῦ δὲ ἀπορήσαντος, ὑπολαβὼν ἔφη· σὺ μέν, ἔφη, οὐκ ἂν τοῦτο ἐπιδεῖξαι δυνήσῃ· ἐμοὶ δὲ καὶ Σολομὼν ὁ
σοφώτατος, ἔστωσάν σοι ἱμάτια λευκά, παραινεῖ, λέγων· καὶ αὐτὸς ὁ Χριστὸς λευχείμων ἐν τοῖς Εὐαγγελίοις φαινόμενος, Μωσῆν τε καὶ Ἠλίαν
τοιούτους τοῖς ἀποστόλοις δεικνύς. οὐ μὴν ἀλλὰ κἀκεῖνο τῶν εἰρημένων Σισιννίῳ χάριεν οἶμαι. ἐνεδήμει μὲν γὰρ τῇ Κωνσταντινουπόλει Λεόντιος,
ὁ τῆς παρὰ Γαλάταις Ἀγκύρας ἐπίσκοπος. ἐκκλησίας δὲ τῶν ἐκεῖσε Ναυατιανῶν ἀφῃρημένης, ἧκε πρὸς αὐτόν, ἀπολαβεῖν ταύτην δεόμενος. ἐπεὶ δὲ
οὐκ ἀπεδίδου, ἐλοιδορεῖτο δὲ τοῖς Ναυατιανοῖς ὡς οὐκ ἀξίως ἐκκλησιάζειν, μετάνοιαν καὶ τὴν παρὰ θεοῦ φιλανθρωπίαν ἀναιρεῖν αὐτοὺς λέγων,
ἀλλὰ μήν, ἔφη Σισίννιος, οὐδεὶς οὕτως ὡς ἐγὼ μετανοεῖ. ἐρομένου δὲ Λεοντίου τίνα τρόπον, ὅτι σε τεθέαμαι, ἀπεκρίνατο. καὶ ἕτερα δὲ πολλὰ
αὐτοῦ εὐστόχως εἰρημένα ἀπομνημονεύουσιν. οὐκ ἀκόμψους τε πολλοὺς λόγους αὐτοῦ φέρεσθαί φασιν. ἐπῃνεῖτο δὲ μᾶλλον λέγων, ὡς ἄριστα